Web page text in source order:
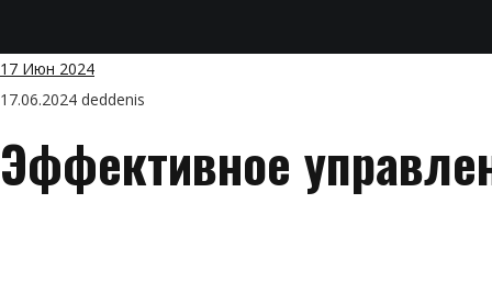
17 Июн 2024
17.06.2024 deddenis
Эффективное